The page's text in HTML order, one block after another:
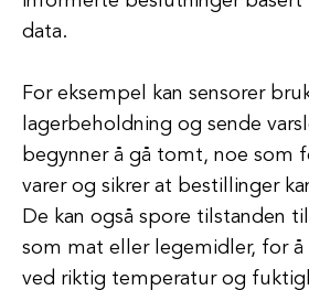
data.
For eksempel kan sensorer
lagerbeholdning og sende
begynner å gå tomt, noe som
varer og sikrer at bestillinger
De kan også spore tilstanden
som mat eller legemidler, for å
ved riktig temperatur og